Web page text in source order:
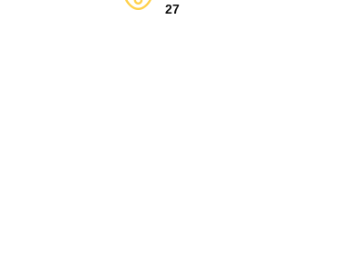
27